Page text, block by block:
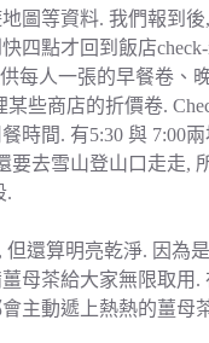
圖等資料. 我們報到後
四點才回到飯店
每人一張的早餐卷、
些商店的折價卷.
時間. 有5:30 與 7:00
要去雪山登山口走走,
.
但還算明亮乾淨. 因為
薑母茶給大家無限取用.
主動遞上熱熱的薑母